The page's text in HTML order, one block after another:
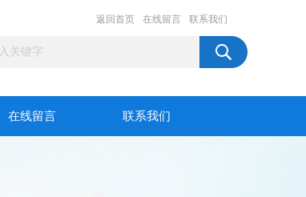
返回首页 在线留言 联系我们
在线留言 联系我们